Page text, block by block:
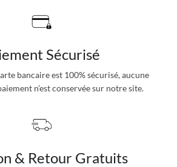
Sécurisé
bancaire est 100% sécurisé, aucune
n’est conservée sur notre site.
& Retour Gratuits